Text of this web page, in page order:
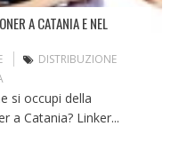
A CATANIA E NEL
DISTRIBUZIONE
si occupi della
a Catania? Linker...